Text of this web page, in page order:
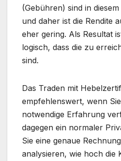
(Gebühren) sind in
und daher ist die Rendite
eher gering. Als Resultat
logisch, dass die zu
sind.
Das Traden mit
empfehlenswert, wenn
notwendige Erfahrung
dagegen ein normaler
Sie eine genaue
analysieren, wie hoch die